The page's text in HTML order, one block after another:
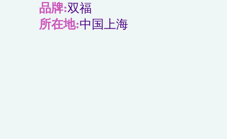
品牌:双福
所在地:中国上海